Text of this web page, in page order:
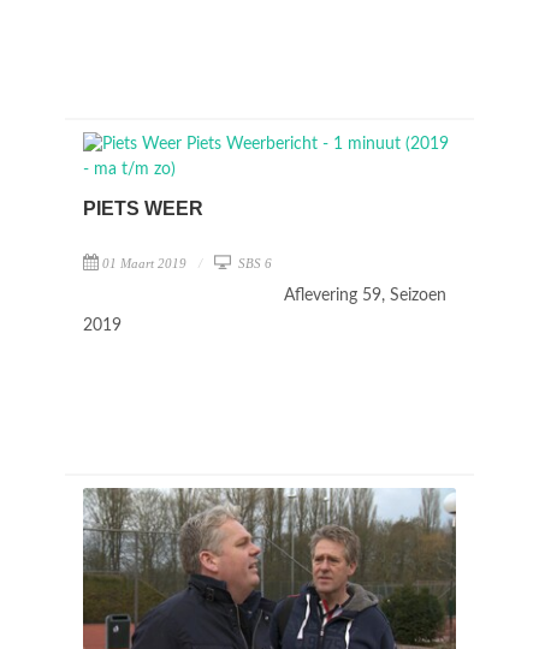
PIETS WEER
01 Maart 2019 SBS 6
Aflevering 59, Seizoen
2019